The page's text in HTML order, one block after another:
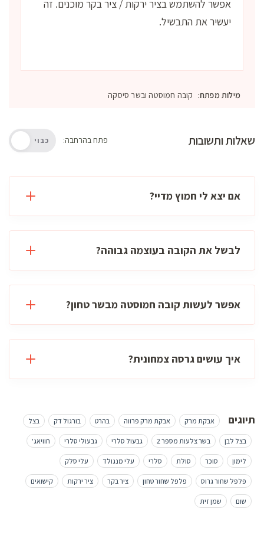
אפשר להשתמש בציר ירקות / ציר בקר מוכנים. זה
יעשיר את התבשיל.
מילות מפתח: קובה חמוסטה ובשר סיסקה
שאלות ותשובות פתח בהרחבה: כבוי
אם יצא לי חמוץ מדיי?
לבשל את הקובה בעוצמה גבוהה?
אפשר לעשות קובה חמוסטה מבשר טחון?
איך עושים גרסה צמחונית?
תיוגים אבקת מרק אבקת מרק פרווה בהרט בורגול דק בצל
בצל לבן בשר צלעות מספר 2 גבעול סלרי גבעולי סלרי חוויאג'
לימון סוכר סולת סלרי עלי מנגולד עלי סלק
פלפל שחור גרוס פלפל שחור טחון ציר בקר ציר ירקות קישואים
שום שמן זית